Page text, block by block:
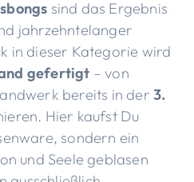
sind das Ergebnis
jahrzehntelanger
in dieser Kategorie wird
gefertigt – von
bereits in der3.
Hier kaufst Du
sondern ein
und Seele geblasen